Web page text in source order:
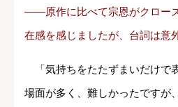
――原作に比べて宗恩がクロー
在感を感じましたが、台詞は意
「気持ちをたたずまいだけで
場面が多く、難しかったですが